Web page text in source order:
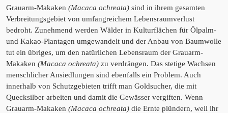
Grauarm-Makaken (Macaca ochreata) sind in ihrem gesamten
Verbreitungsgebiet von umfangreichem Lebensraumverlust
bedroht. Zunehmend werden Wälder in Kulturflächen für Ölpalm-
und Kakao-Plantagen umgewandelt und der Anbau von Baumwolle
tut ein übriges, um den natürlichen Lebensraum der Grauarm-
Makaken (Macaca ochreata) zu verdrängen. Das stetige Wachsen
menschlicher Ansiedlungen sind ebenfalls ein Problem. Auch
innerhalb von Schutzgebieten trifft man Goldsucher, die mit
Quecksilber arbeiten und damit die Gewässer vergiften. Wenn
Grauarm-Makaken (Macaca ochreata) die Ernte plündern, weil ihr